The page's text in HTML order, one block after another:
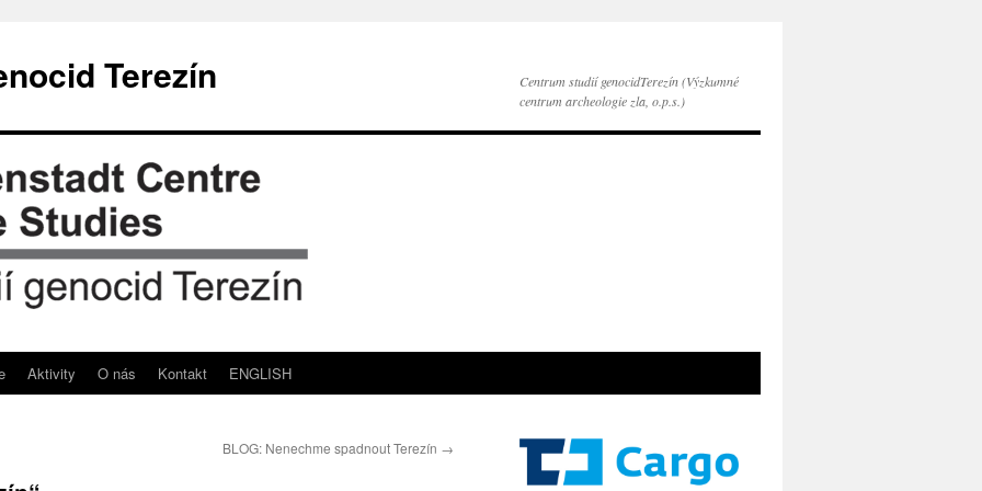
Terezín
Centrum studií genocidTerezín (Výzkumné
centrum archeologie zla, o.p.s.)
Aktivity O nás Kontakt ENGLISH
BLOG: Nenechme spadnout Terezín →